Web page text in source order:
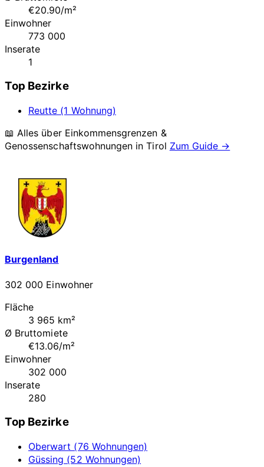
€20.90/m²
Einwohner
773 000
Inserate
1
Top Bezirke
Reutte (1 Wohnung)
📖 Alles über Einkommensgrenzen &
Genossenschaftswohnungen inTirol Zum Guide →
Burgenland
302 000 Einwohner
Fläche
3 965 km²
Ø Bruttomiete
€13.06/m²
Einwohner
302 000
Inserate
280
Top Bezirke
Oberwart (76 Wohnungen)
Güssing (52 Wohnungen)